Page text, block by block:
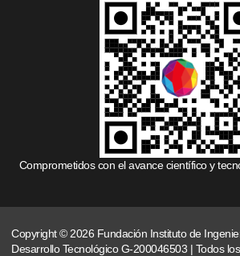
Comprometidos con el avance científico y
Copyright © 2026 Fundación Instituto de
Desarrollo Tecnológico G-200046503 | Todos